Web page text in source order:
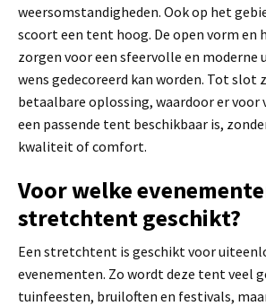
weersomstandigheden. Ook op het
scoort een tent hoog. De open vorm en
zorgen voor een sfeervolle en
wens gedecoreerd kan worden. Tot slot
betaalbare oplossing, waardoor er voor
een passende tent beschikbaar is,
kwaliteit of comfort.
Voor welke
stretchtent geschikt?
Een stretchtent is geschikt voor
evenementen. Zo wordt deze tent veel
tuinfeesten, bruiloften en festivals,